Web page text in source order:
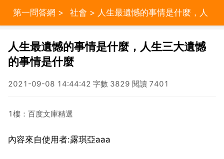
第一問答網 > 社會 > 人生最遺憾的事情是什麼，人
人生最遺憾的事情是什麼，人生三大遺憾
的事情是什麼
2021-09-08 14:44:42 字數 3829 閱讀 7401
1樓：百度文庫精選
內容來自使用者:露琪亞aaa